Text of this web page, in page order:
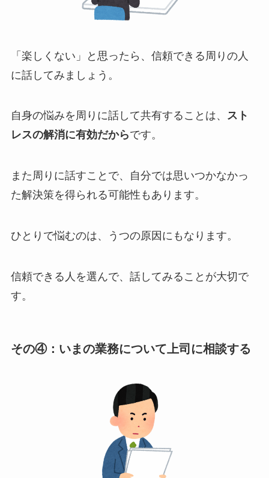
「楽しくない」と思ったら、信頼できる周りの人
に話してみましょう。
自身の悩みを周りに話して共有することは、 スト
レスの解消に有効だからです。
また周りに話すことで、自分では思いつかなかっ
た解決策を得られる可能性もあります。
ひとりで悩むのは、うつの原因にもなります。
信頼できる人を選んで、話してみることが大切で
す。
その④：いまの業務について上司に相談する